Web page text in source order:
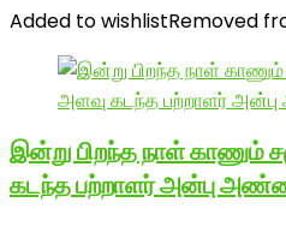
Added to wishlistRemoved
இன்று பிறந்த நாள் காணும்
கடந்த பற்றாளர் அன்பு